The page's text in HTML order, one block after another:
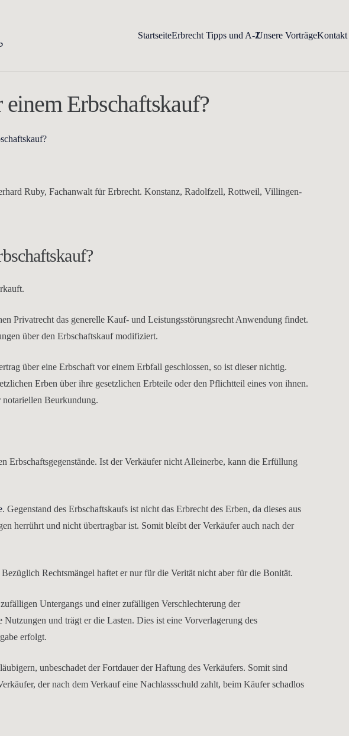
StartseiteErbrecht Tipps und A-ZUnsere VorträgeKontakt
Erbschaftskauf?
Ruby, Fachanwalt für Erbrecht. Konstanz, Radolfzell, Rottweil, Villingen-
Privatrecht das generelle Kauf- und Leistungsstörungsrecht Anwendung findet.
über den Erbschaftskauf modifiziert.
über eine Erbschaft vor einem Erbfall geschlossen, so ist dieser nichtig.
Erben über ihre gesetzlichen Erbteile oder den Pflichtteil eines von ihnen.
notariellen Beurkundung.
Ist der Verkäufer nicht Alleinerbe, kann die Erfüllung
. Gegenstand des Erbschaftskaufs ist nicht das Erbrecht des Erben, da dieses aus
herrührt und nicht übertragbar ist. Somit bleibt der Verkäufer auch nach der
Rechtsmängel haftet er nur für die Verität nicht aber für die Bonität.
Untergangs und einer zufälligen Verschlechterung der
und trägt er die Lasten. Dies ist eine Vorverlagerung des
erfolgt.
unbeschadet der Fortdauer der Haftung des Verkäufers. Somit sind
der nach dem Verkauf eine Nachlassschuld zahlt, beim Käufer schadlos